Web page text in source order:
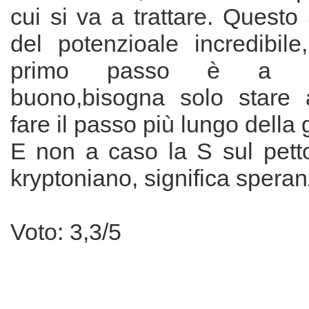
cui si va a trattare. Questo
del potenzioale
primo passo è a
buono,bisogna solo
fare il passo più lungo della
E non a caso la S sul
kryptoniano, significa
Voto: 3,3/5